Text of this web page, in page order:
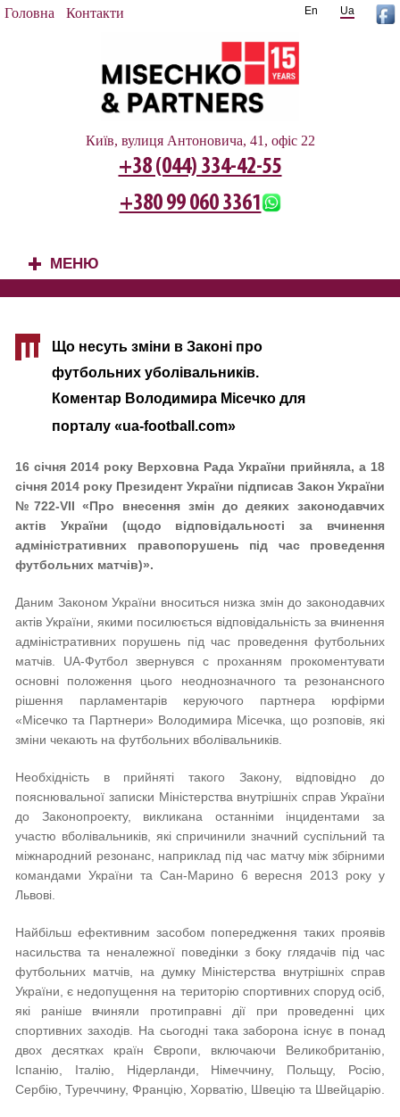
Головна Контакти Ua
En
Київ, вулиця Антоновича, 41, офіс 22
+38 (044) 334-42-55
+380 99 060 3361
+ МЕНЮ
Щ
Що несуть зміни в Законі про
футбольних уболівальників.
Коментар Володимира Місечко для
порталу «ua-football.com»
16 січня 2014 року Верховна Рада України прийняла, а 18
січня 2014 року Президент України підписав Закон України
№722-VII «Про внесення змін до деяких законодавчих
актів України (щодо відповідальності за вчинення
адміністративних правопорушень під час проведення
футбольних матчів)».
Даним Законом України вноситься низка змін до законодавчих
актів України, якими посилюється відповідальність за вчинення
адміністративних порушень під час проведення футбольних
матчів. UA-Футбол звернувся с проханням прокоментувати
основні положення цього неоднозначного та резонансного
рішення парламентарів керуючого партнера юрфірми
«Місечко та Партнери» Володимира Місечка, що розповів, які
зміни чекають на футбольних вболівальників.
Необхідність в прийняті такого Закону, відповідно до
пояснювальної записки Міністерства внутрішніх справ України
до Законопроекту, викликана останніми інцидентами за
участю вболівальників, які спричинили значний суспільний та
міжнародний резонанс, наприклад під час матчу між збірними
командами України та Сан-Марино 6 вересня 2013 року у
Львові.
Найбільш ефективним засобом попередження таких проявів
насильства та неналежної поведінки з боку глядачів під час
футбольних матчів, на думку Міністерства внутрішніх справ
України, є недопущення на територію спортивних споруд осіб,
які раніше вчиняли протиправні дії при проведенні цих
спортивних заходів. На сьогодні така заборона існує в понад
двох десятках країн Європи, включаючи Великобританію,
Іспанію, Італію, Нідерланди, Німеччину, Польщу, Росію,
Сербію, Туреччину, Францію, Хорватію, Швецію та Швейцарію.